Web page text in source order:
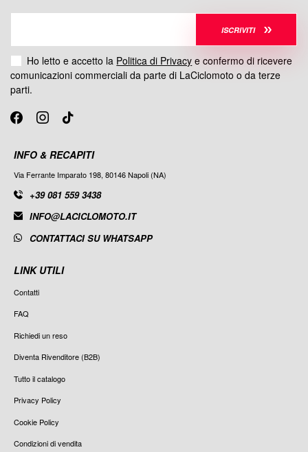
INFO & RECAPITI
Via Ferrante Imparato 198, 80146 Napoli (NA)
+39 081 559 3438
INFO@LACICLOMOTO.IT
CONTATTACI SU WHATSAPP
LINK UTILI
Contatti
FAQ
Richiedi un reso
Diventa Rivenditore (B2B)
Tutto il catalogo
Privacy Policy
Cookie Policy
Condizioni di vendita
ISCRIVITI
Ho letto e accetto la Politica di Privacy e confermo di ricevere
comunicazioni commerciali da parte di LaCiclomoto o da terze
parti.